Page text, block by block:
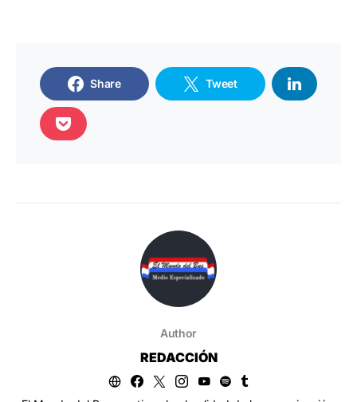
Share Tweet
Author
REDACCIÓN